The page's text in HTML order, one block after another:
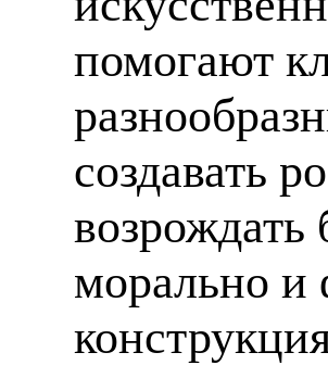
помогают
создавать
морально и